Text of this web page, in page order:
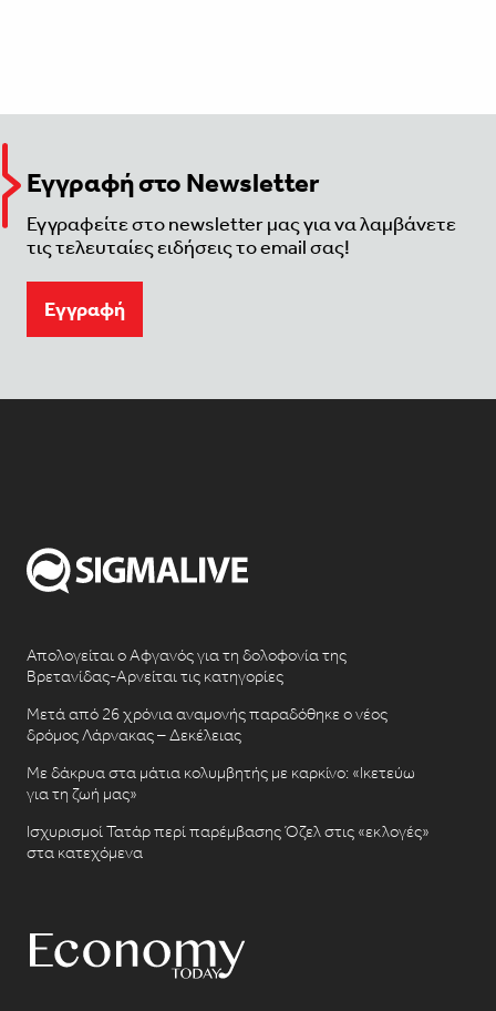
Εγγραφή στο Newsletter
Εγγραφείτε στο newsletter μας για να λαμβάνετε
τις τελευταίες ειδήσεις το email σας!
Eγγραφή
Απολογείται ο Αφγανός για τη δολοφονία της
Βρετανίδας-Αρνείται τις κατηγορίες
Μετά από 26 χρόνια αναμονής παραδόθηκε ο νέος
δρόμος Λάρνακας – Δεκέλειας
Με δάκρυα στα μάτια κολυμβητής με καρκίνο: «Ικετεύω
για τη ζωή μας»
Ισχυρισμοί Τατάρ περί παρέμβασης Όζελ στις «εκλογές»
στα κατεχόμενα